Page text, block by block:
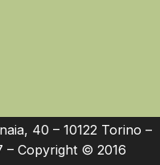
40 – 10122 Torino –
– Copyright © 2016